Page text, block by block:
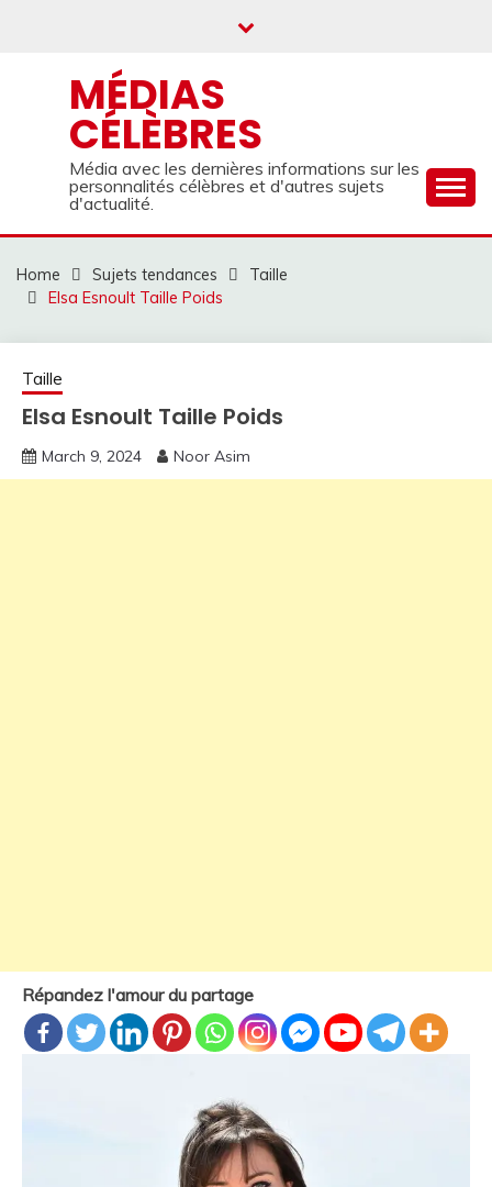
MÉDIAS
CÉLÈBRES
Média avec les dernières informations sur les
personnalités célèbres et d'autres sujets
d'actualité.
Home Sujets tendances
Taille
Elsa Esnoult Taille Poids
Taille
Elsa Esnoult Taille Poids
March 9, 2024 Noor Asim
Répandez l'amour du partage